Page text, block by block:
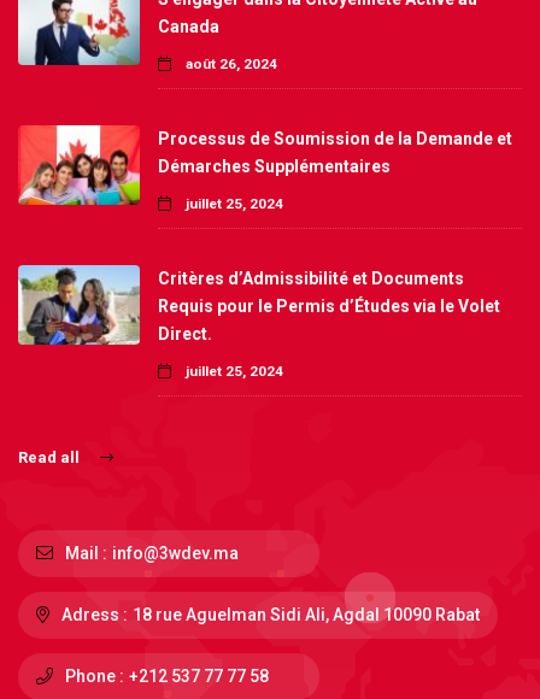
Canada
août 26, 2024
Processus de Soumission de la Demande et
Démarches Supplémentaires
juillet 25, 2024
Critères d’Admissibilité et Documents
Requis pour le Permis d’Études via le Volet
Direct.
juillet 25, 2024
Read all
Mail : info@3wdev.ma
Adress : 18 rue Aguelman Sidi Ali, Agdal 10090 Rabat
Phone : +212 537 77 77 58